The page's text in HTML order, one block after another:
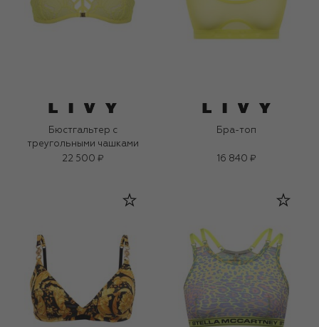
Бюстгальтер с
треугольными чашками
22 500 ₽
Бра-топ
16 840 ₽